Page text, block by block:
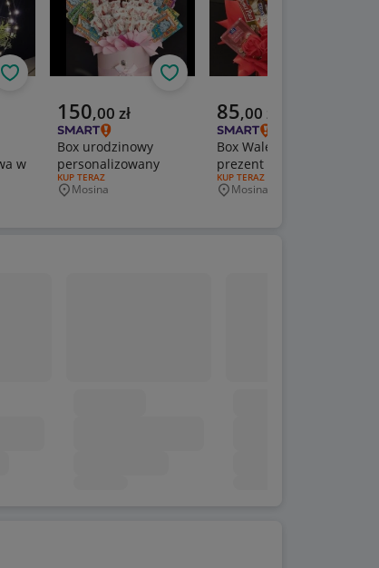
w
Obserwuj
Aktualna cena
150,00 zł
Box urodzinowy
personalizowany
RODZAJ OFERTY:
KUP TERAZ
Miejscowość
Mosina
Obserwuj
Aktualna cena
85,00 zł
Box Walentynkowy
prezent
RODZAJ OFERTY:
KUP TERAZ
Miejscowość
Mosina